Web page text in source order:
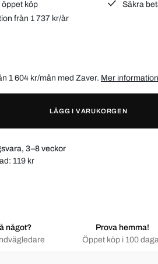
öppet köp
Säkra
från 1 737 kr/år
1 604 kr/mån med Zaver. Mer information
LÄGG I VARUKORGEN
3–8 veckor
119 kr
något?
Prova hemma!
Öppet köp i 100